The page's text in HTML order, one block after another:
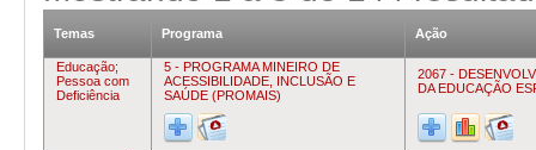
Temas Programa Ação
Educação;
Pessoa com
Deficiência
5 - PROGRAMA MINEIRO DE
ACESSIBILIDADE, INCLUSÃO E
SAÚDE (PROMAIS)
2067 -
DA EDUCAÇÃO